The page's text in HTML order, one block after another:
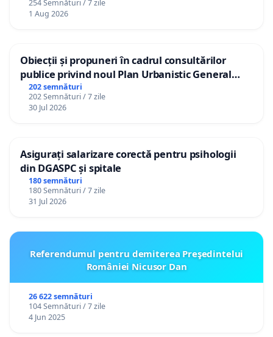
254 Semnături / 7 zile
1 Aug 2026
Obiecții și propuneri în cadrul consultărilor
publice privind noul Plan Urbanistic General
(PUG) Ialoveni
202 semnături
202 Semnături / 7 zile
30 Jul 2026
Asigurați salarizare corectă pentru psihologii
din DGASPC și spitale
180 semnături
180 Semnături / 7 zile
31 Jul 2026
Referendumul pentru demiterea Preşedintelui
României Nicusor Dan
26 622 semnături
104 Semnături / 7 zile
4 Jun 2025